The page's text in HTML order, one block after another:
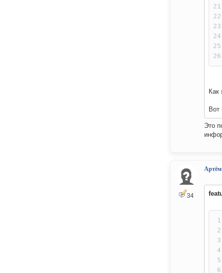
Как
Вот
Это
34
Артём